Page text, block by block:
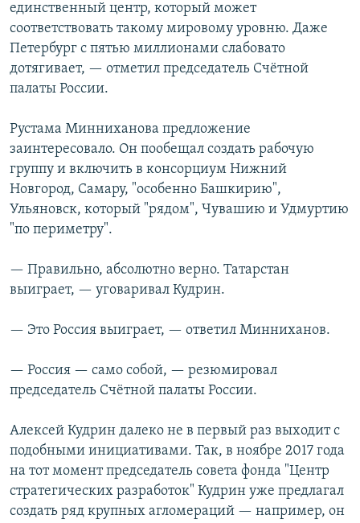
единственный центр, который может
соответствовать такому мировому уровню. Даже
Петербург с пятью миллионами слабовато
дотягивает, — отметил председатель Счётной
палаты России.
Рустама Минниханова предложение
заинтересовало. Он пообещал создать рабочую
группу и включить в консорциум Нижний
Новгород, Самару, "особенно Башкирию",
Ульяновск, который "рядом", Чувашию и Удмуртию
"по периметру".
— Правильно, абсолютно верно. Татарстан
выиграет, — уговаривал Кудрин.
— Это Россия выиграет, — ответил Минниханов.
— Россия — само собой, — резюмировал
председатель Счётной палаты России.
Алексей Кудрин далеко не в первый раз выходит с
подобными инициативами. Так, в ноябре 2017 года
на тот момент председатель совета фонда "Центр
стратегических разработок" Кудрин уже предлагал
создать ряд крупных агломераций — например, он